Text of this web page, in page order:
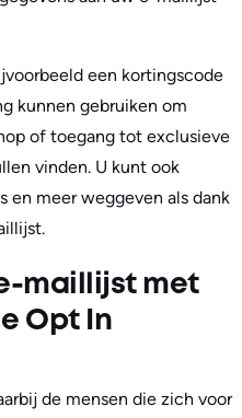
een kortingscode
kunnen gebruiken om
of toegang tot exclusieve
vinden. U kunt ook
en meer weggeven als dank
maillijst met
Opt In
de mensen die zich voor